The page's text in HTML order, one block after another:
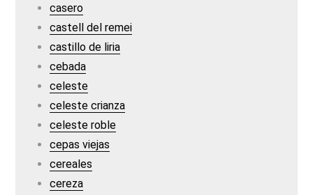
casero
castell del remei
castillo de liria
cebada
celeste
celeste crianza
celeste roble
cepas viejas
cereales
cereza